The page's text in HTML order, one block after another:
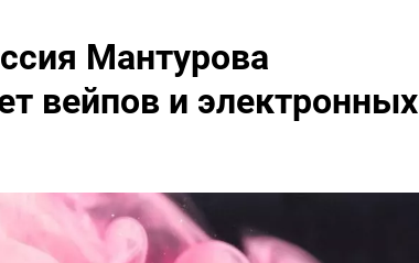
Мантурова
вейпов и электронных